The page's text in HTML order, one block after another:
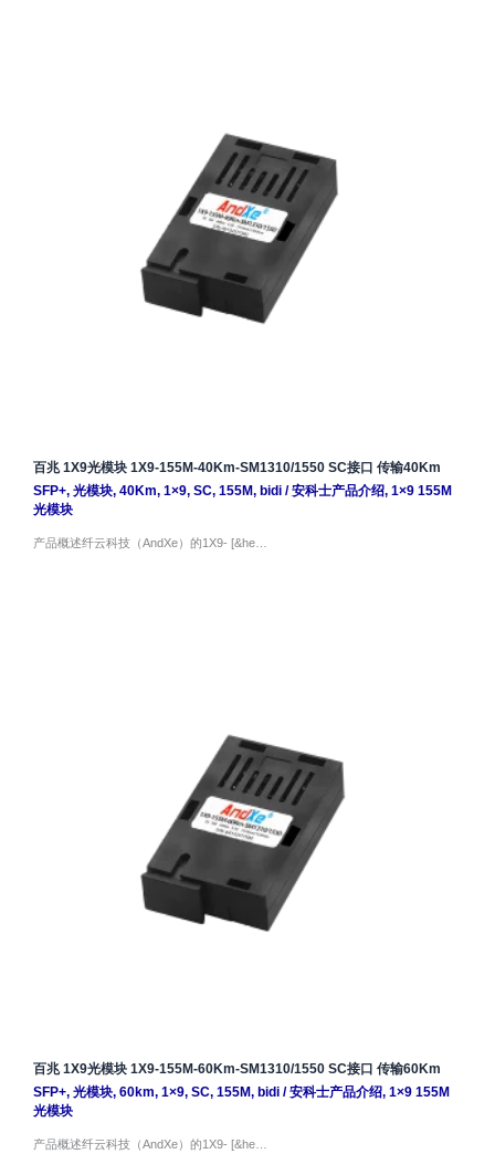
百兆 1X9光模块 1X9-155M-40Km-SM1310/1550 SC接口 传输40Km
SFP+, 光模块, 40Km, 1×9, SC, 155M, bidi/安科士产品介绍, 1×9 155M
光模块
产品概述纤云科技（AndXe）的1X9- [&he…
百兆 1X9光模块 1X9-155M-60Km-SM1310/1550 SC接口 传输60Km
SFP+, 光模块, 60km, 1×9, SC, 155M, bidi/安科士产品介绍, 1×9 155M
光模块
产品概述纤云科技（AndXe）的1X9- [&he…